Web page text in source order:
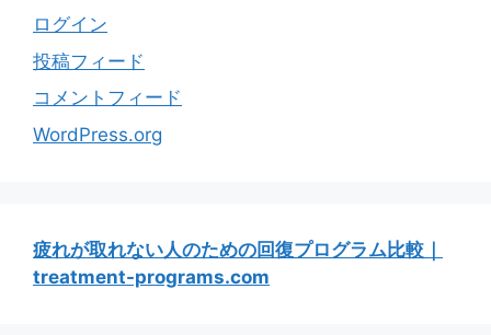
ログイン
投稿フィード
コメントフィード
WordPress.org
疲れが取れない人のための回復プログラム比較｜
treatment-programs.com